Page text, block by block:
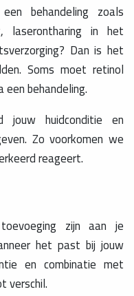
behandeling zoals
laserontharing in het
Dan is het
Soms moet retinol
behandeling.
huidconditie en
Zo voorkomen we
reageert.
zijn aan je
het past bij jouw
en combinatie met
verschil.